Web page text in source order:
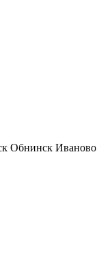
Обнинск Иваново